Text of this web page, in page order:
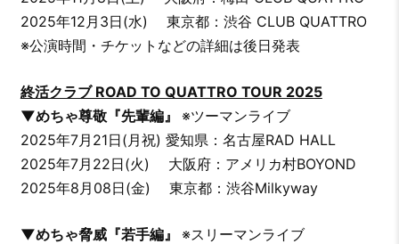
2025年12月3日(水) 東京都：渋谷 CLUB QUATTRO
※公演時間・チケットなどの詳細は後日発表
終活クラブ ROAD TO QUATTRO TOUR 2025
▼めちゃ尊敬『先輩編』 ※ツーマンライブ
2025年7月21日(月祝) 愛知県：名古屋RAD HALL
2025年7月22日(火) 大阪府：アメリカ村BOYOND
2025年8月08日(金) 東京都：渋谷Milkyway
▼めちゃ脅威『若手編』 ※スリーマンライブ